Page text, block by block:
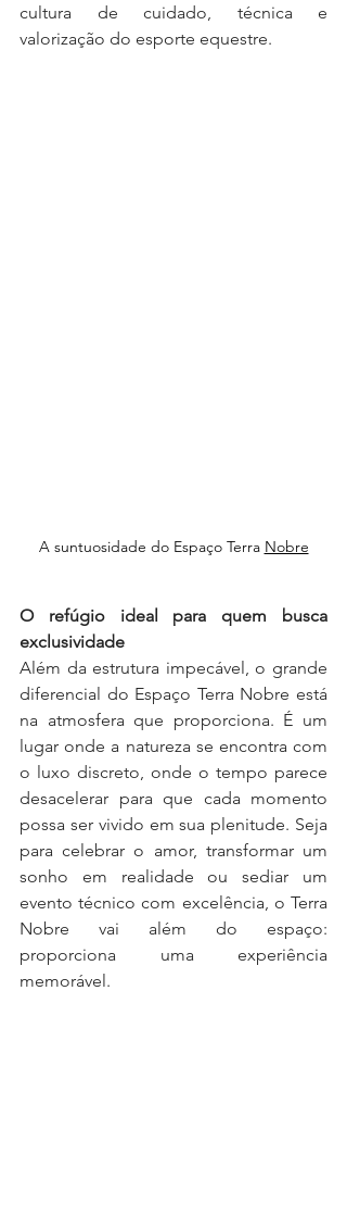
cultura de cuidado, técnica e
valorização do esporte equestre.
A suntuosidade do Espaço Terra Nobre
O refúgio ideal para quem busca
exclusividade
Além da estrutura impecável, o grande
diferencial do Espaço Terra Nobre está
na atmosfera que proporciona. É um
lugar onde a natureza se encontra com
o luxo discreto, onde o tempo parece
desacelerar para que cada momento
possa ser vivido em sua plenitude. Seja
para celebrar o amor, transformar um
sonho em realidade ou sediar um
evento técnico com excelência, o Terra
Nobre vai além do espaço:
proporciona uma experiência
memorável.